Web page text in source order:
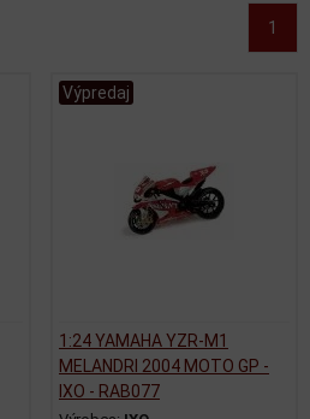
1
Výpredaj
1:24 YAMAHA YZR-M1
MELANDRI 2004 MOTO GP -
IXO - RAB077